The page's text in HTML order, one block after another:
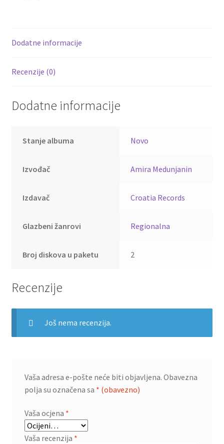
Dodatne informacije
Recenzije (0)
Dodatne informacije
Stanje albuma Novo
Izvođač Amira Medunjanin
Izdavač Croatia Records
Glazbeni žanrovi Regionalna
Broj diskova u paketu 2
Recenzije
Još nema recenzija.
Vaša adresa e-pošte neće biti objavljena. Obavezna
polja su označena sa * (obavezno)
Vaša ocjena *
Vaša recenzija *